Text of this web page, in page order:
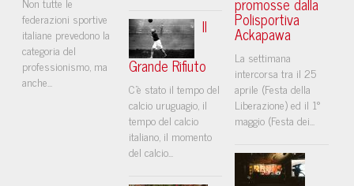
federazioni sportive
italiane prevedono la
categoria del
professionismo, ma
anche...
Il
Grande Rifiuto
C’è stato il tempo del
calcio uruguagio, il
tempo del calcio
italiano, il momento
del calcio...
Polisportiva
Ackapawa
La settimana
intercorsa tra il 25
aprile (Festa della
Liberazione) ed il 1°
maggio (Festa dei...